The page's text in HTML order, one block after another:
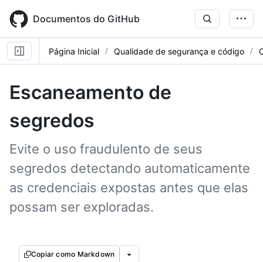
main
content
Documentos do GitHub
Página Inicial Qualidade de segurança e código
Escaneamento de
segredos
Evite o uso fraudulento de seus
segredos detectando automaticamente
as credenciais expostas antes que elas
possam ser exploradas.
Copiar como Markdown